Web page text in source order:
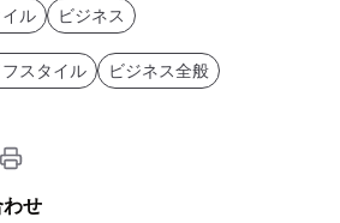
ル ビジネス
スタイル
ビジネス全般
せ